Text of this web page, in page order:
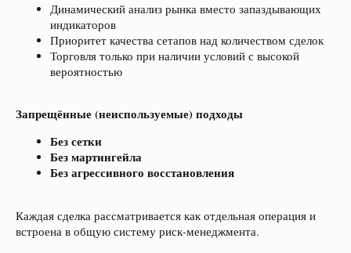
Динамический анализ рынка вместо запаздывающих
индикаторов
Приоритет качества сетапов над количеством сделок
Торговля только при наличии условий с высокой
вероятностью
Запрещённые (неиспользуемые) подходы
Без сетки
Без мартингейла
Без агрессивного восстановления
Каждая сделка рассматривается как отдельная операция и
встроена в общую систему риск‑менеджмента.